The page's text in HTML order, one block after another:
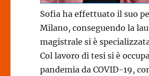
Sofia ha effettuato il suo
Milano, conseguendo la
magistrale si è
Col lavoro di tesi si è
pandemia da COVID-19,